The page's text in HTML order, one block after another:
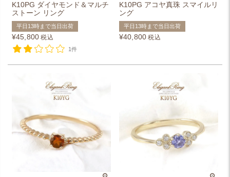
K10PG ダイヤモンド＆マルチ
ストーン リング
平日13時まで当日出荷
¥45,800 税込
1件
K10PG アコヤ真珠 スマイルリ
ング
平日13時まで当日出荷
¥40,800 税込